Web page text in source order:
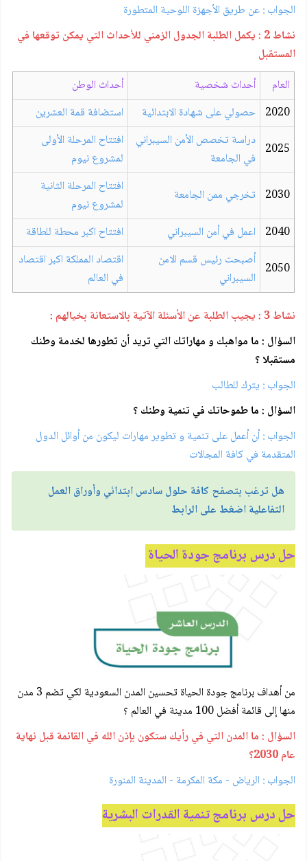
الجواب : عن طريق الأجهزة اللوحية المتطورة
نشاط 2 : يكمل الطلبة الجدول الزمني للأحداث التي يمكن توقعها في
المستقبل
العام
أحداث شخصية
أحداث الوطن
2020 حصولي على شهادة الابتدائية
استضافة قمة العشرين
2025 دراسة تخصص الأمن السيبراني
في الجامعة
افتتاح المرحلة الأولى
لمشروع نيوم
2030 تخرجي ممن الجامعة
افتتاح المرحلة الثانية
لمشروع نيوم
2040 اعمل في أمن السيبراني
افتتاح اكبر محطة للطاقة
2050 أصبحت رئيس قسم الامن
السيبراني
اقتصاد المملكة اكبر اقتصاد
في العالم
نشاط 3 : يجيب الطلبة عن الأسئلة الآتية بالاستعانة بخيالهم :
السؤال : ما مواهبك و مهاراتك التي تريد أن تطورها لخدمة وطنك
مستقبلا ؟
الجواب : يترك للطالب
السؤال : ما طموحاتك في تنمية وطنك ؟
الجواب : أن أعمل على تنمية و تطوير مهارات ليكون من أوائل الدول
المتقدمة في كافة المجالات
هل ترغب بتصفح كافة حلول سادس ابتدائي وأوراق العمل
التفاعليةاضغط على الرابط
حل درس برنامج جودة الحياة
من أهداف برنامج جودة الحياة تحسين المدن السعودية لكي تضم 3 مدن
منها إلى قائمة أفضل 100 مدينة في العالم ؟
السؤال : ما المدن التي في رأيك ستكون بإذن الله في القائمة قبل نهاية
عام 2030؟
الجواب : الرياض - مكة المكرمة - المدينة المنورة
حل درس برنامج تنمية القدرات البشرية